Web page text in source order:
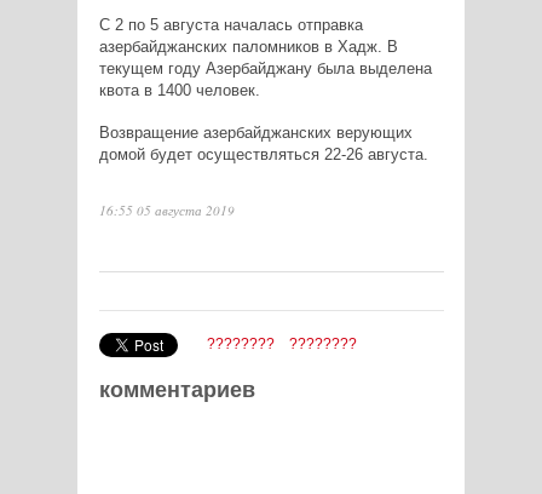
С 2 по 5 августа началась отправка
азербайджанских паломников в Хадж. В
текущем году Азербайджану была выделена
квота в 1400 человек.
Возвращение азербайджанских верующих
домой будет осуществляться 22-26 августа.
16:55 05 августа 2019
???????? ????????
комментариев